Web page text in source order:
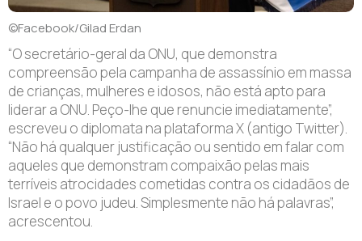
©Facebook/Gilad Erdan
“O secretário-geral da ONU, que demonstra
compreensão pela campanha de assassínio em massa
de crianças, mulheres e idosos, não está apto para
liderar a ONU. Peço-lhe que renuncie imediatamente”,
escreveu o diplomata na plataforma X (antigo Twitter).
“Não há qualquer justificação ou sentido em falar com
aqueles que demonstram compaixão pelas mais
terríveis atrocidades cometidas contra os cidadãos de
Israel e o povo judeu. Simplesmente não há palavras”,
acrescentou.